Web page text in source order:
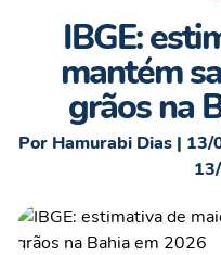
IBGE:
mantém
grãos na
Por Hamurabi Dias |